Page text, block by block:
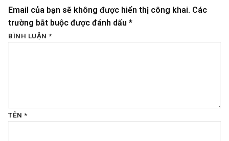
Email của bạn sẽ không được hiển thị công khai. Các
trường bắt buộc được đánh dấu *
BÌNH LUẬN *
TÊN *